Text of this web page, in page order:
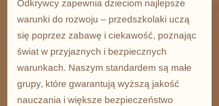
Odkrywcy zapewnia dzieciom najlepsze
warunki do rozwoju – przedszkolaki uczą
się poprzez zabawę i ciekawość, poznając
świat w przyjaznych i bezpiecznych
warunkach. Naszym standardem są małe
grupy, które gwarantują wyższą jakość
nauczania i większe bezpieczeństwo